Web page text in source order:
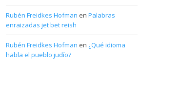
Rubén Freidkes Hofman en Palabras
enraizadas jet bet reish
Rubén Freidkes Hofman en ¿Qué idioma
habla el pueblo judío?